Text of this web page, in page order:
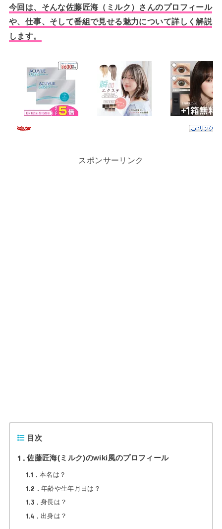
今回は、そんな佐藤匠海（ミルク）さんのプロフィール
や、仕事、そして番組で見せる魅力について詳しく解説
します。
スポンサーリンク
目次
1 佐藤匠海(ミルク)のwiki風のプロフィール
1.1 本名は？
1.2 年齢や生年月日は？
1.3 身長は？
1.4 出身は？